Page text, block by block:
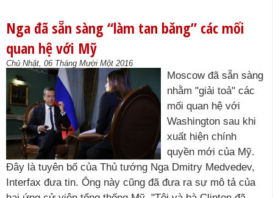
Nga đã sẵn sàng “làm tan băng” các mối
quan hệ với Mỹ
Chủ Nhật, 06 Tháng Mười Một 2016
Moscow đã sẵn sàng
nhằm "giải toả" các
mối quan hệ với
Washington sau khi
xuất hiện chính
quyền mới của Mỹ.
Đây là tuyên bố của Thủ tướng Nga Dmitry Medvedev,
Interfax đưa tin. Ông này cũng đã đưa ra sự mô tả của